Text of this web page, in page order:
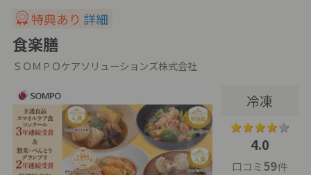
特典あり 詳細
食楽膳
ＳＯＭＰＯケアソリューションズ株式会社
冷凍
4.0
口コミ59件